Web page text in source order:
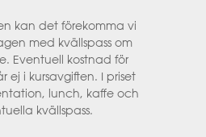
kan det förekomma vi
med kvällspass om
Eventuell kostnad för
ej i kursavgiften. I priset
lunch, kaffe och
kvällspass.